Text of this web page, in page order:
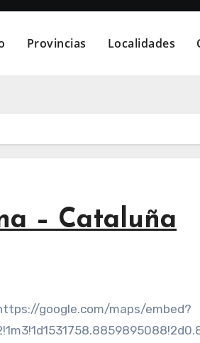
Provincias Localidades
– Cataluña
google.com/maps/embed?